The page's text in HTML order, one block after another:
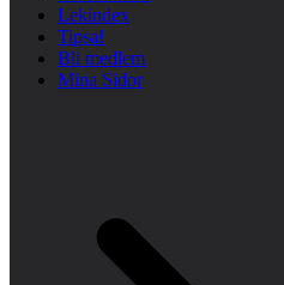
Lekindex
Tipsa!
Bli medlem
Mina Sidor